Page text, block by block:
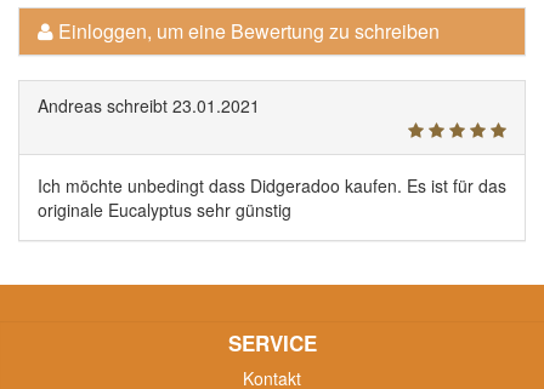
Einloggen, um eine Bewertung zu schreiben
Andreas schreibt 23.01.2021
Ich möchte unbedingt dass Didgeradoo kaufen. Es ist für das
originale Eucalyptus sehr günstig
SERVICE
Kontakt